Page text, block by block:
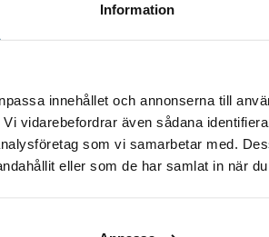
Information
innehållet och annonserna till
vidarebefordrar även sådana
som vi samarbetar med.
eller som de har samlat in när
i Blekinge (250 eller fler
företag (Top 12)